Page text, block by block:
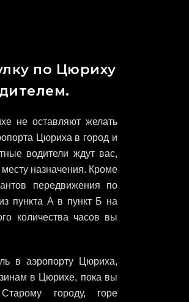
по Цюриху
не оставляют желать
Цюриха в город и
водители ждут вас,
назначения. Кроме
передвижения по
пункта А в пункт Б на
количества часов вы
в аэропорту Цюриха,
в Цюрихе, пока вы
городу, горе